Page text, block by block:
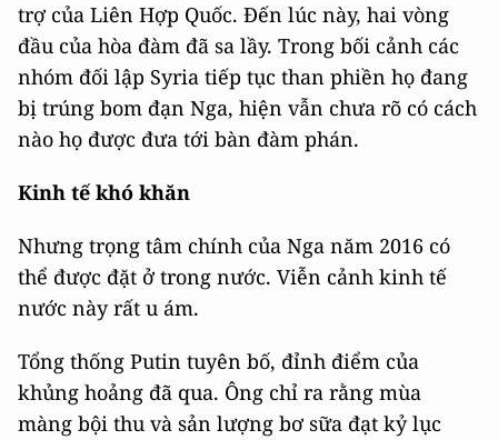
trợ của Liên Hợp Quốc. Đến lúc này, hai vòng
đầu của hòa đàm đã sa lầy. Trong bối cảnh các
nhóm đối lập Syria tiếp tục than phiền họ đang
bị trúng bom đạn Nga, hiện vẫn chưa rõ có cách
nào họ được đưa tới bàn đàm phán.
Kinh tế khó khăn
Nhưng trọng tâm chính của Nga năm 2016 có
thể được đặt ở trong nước. Viễn cảnh kinh tế
nước này rất u ám.
Tổng thống Putin tuyên bố, đỉnh điểm của
khủng hoảng đã qua. Ông chỉ ra rằng mùa
màng bội thu và sản lượng bơ sữa đạt kỷ lục